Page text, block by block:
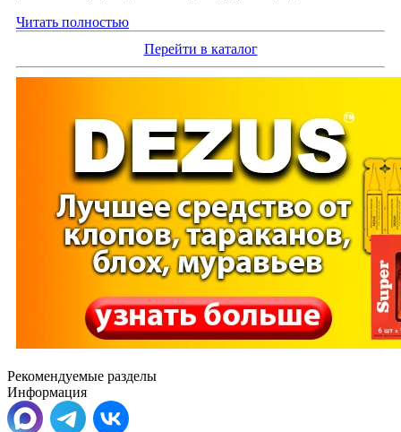
Читать полностью
Перейти в каталог
Рекомендуемые разделы
Информация